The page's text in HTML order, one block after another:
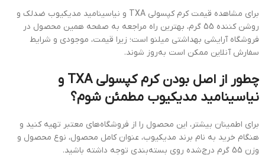
برای مشاهده قیمت کرم کپسولی TXA و نیاسینامید مدیکیوب ضدلک و
روشن کننده 55 گرم، بهترین راه مراجعه به صفحه همین محصول در
فروشگاه آرایشی بهداشتی میلنو است؛ زیرا قیمت، موجودی و شرایط
سفارش آنلاین ممکن است به‌روز شوند.
چطور از اصل بودن کرم کپسولی TXA و
نیاسینامید مدیکیوب مطمئن شوم؟
برای اطمینان بیشتر، این محصول را از فروشگاه‌های معتبر تهیه کنید و
هنگام خرید به نام برند مدیکیوب، عنوان کامل محصول، نوع محصول و
وزن 55 گرم درج‌شده روی بسته‌بندی توجه داشته باشید.